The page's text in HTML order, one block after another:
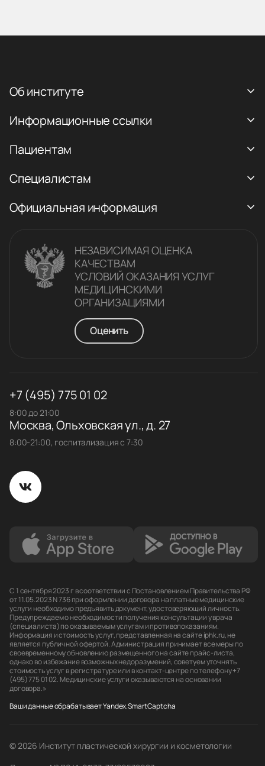
Об институте
Информационные ссылки
Пациентам
Специалистам
Официальная информация
НЕЗАВИСИМАЯ ОЦЕНКА
КАЧЕСТВАM
УСЛОВИЙ ОКАЗАНИЯ УСЛУГ
МЕДИЦИНСКИМИ
ОРГАНИЗАЦИЯМИ
Оценить
+7 (495) 775 01 02
8:00 до 21:00
Москва, Ольховская ул., д. 27
8:00-21:00, госпитализация с 7:30
С 1 сентября 2023 г в соответствии с Постановлением Правительства РФ
от 11.05.2023 N 736 при оформлении договора на платные медицинские
услуги необходимо предъявить документ, удостоверяющий личность.
Предупреждаем о необходимости получения консультации у врача
(специалиста) по оказываемым услугам и противопоказаниям.
Информация и стоимость услуг, представленная на сайте iphk.ru, не
является публичной офертой. Администрация принимает все меры по
своевременному обновлению размещенного на сайте прайс-листа,
однако во избежание возможных недоразумений, советуем уточнять
стоимость услуг в регистратуре или в контакт-центре по телефону +7
(495) 775 01 02. Медицинские услуги оказываются на основании
договора.»
Ваши данные обрабатывает Yandex.SmartCaptcha
© 2026 Институт пластической хирургии и косметологии